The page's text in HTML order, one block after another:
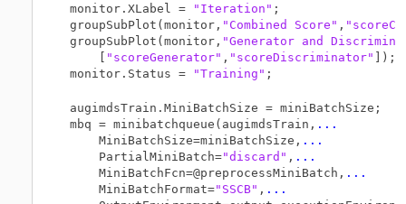
monitor.XLabel =
"Iteration" ;
groupSubPlot(monitor, "Combined Score" ,
groupSubPlot(monitor, "Generator and
"scoreGenerator" , "scoreDiscriminator"
]);
monitor.Status =
"Training"
augimdsTrain.MiniBatchSize = miniBatchSize;
mbq = minibatchqueue(augimdsTrain, ...
    MiniBatchSize=miniBatchSize,
...
    PartialMiniBatch=
"discard" , ...
    MiniBatchFcn=@preprocessMiniBatch,
...
    MiniBatchFormat=
"SSCB" , ...